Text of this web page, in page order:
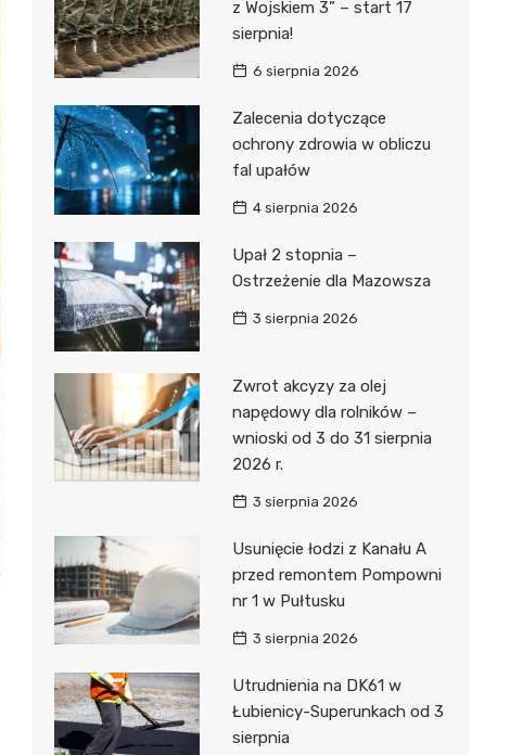
z Wojskiem 3” – start 17
sierpnia!
6 sierpnia 2026
Zalecenia dotyczące
ochrony zdrowia w obliczu
fal upałów
4 sierpnia 2026
Upał 2 stopnia –
Ostrzeżenie dla Mazowsza
3 sierpnia 2026
Zwrot akcyzy za olej
napędowy dla rolników –
wnioski od 3 do 31 sierpnia
2026 r.
3 sierpnia 2026
Usunięcie łodzi z Kanału A
przed remontem Pompowni
nr 1 w Pułtusku
3 sierpnia 2026
Utrudnienia na DK61 w
Łubienicy-Superunkach od 3
sierpnia